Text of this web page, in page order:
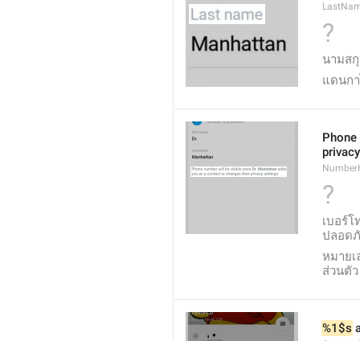
?
นามส
แดนก
?
เบอร์
ปลอด
หมาย
ส่วนตัว
%1$s